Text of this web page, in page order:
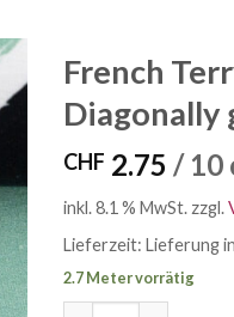
French
Diagonally
CHF 2.75 / 10
inkl. 8.1 % MwSt. zzgl.
Lieferzeit:Lieferung
2.7 Meter vorrätig